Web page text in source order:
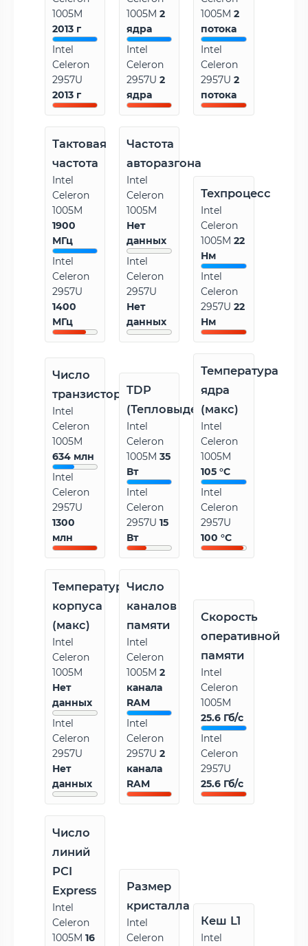
1005M
2013 г
Intel
Celeron
2957U
2013 г
1005M2
ядра
Intel
Celeron
2957U2
ядра
1005M2
потока
Intel
Celeron
2957U2
потока
Тактовая
частота
Intel
Celeron
1005M
1900
МГц
Intel
Celeron
2957U
1400
МГц
Частота
авторазгона
Intel
Celeron
1005M
Нет
данных
Intel
Celeron
2957U
Нет
данных
Техпроцесс
Intel
Celeron
1005M22
Нм
Intel
Celeron
2957U22
Нм
Число
транзисторов
Intel
Celeron
1005M
634 млн
Intel
Celeron
2957U
1300
млн
TDP
(Тепловыделение)
Intel
Celeron
1005M35
Вт
Intel
Celeron
2957U15
Вт
Температура
ядра
(макс)
Intel
Celeron
1005M
105 °C
Intel
Celeron
2957U
100 °C
Температура
корпуса
(макс)
Intel
Celeron
1005M
Нет
данных
Intel
Celeron
2957U
Нет
данных
Число
каналов
памяти
Intel
Celeron
1005M2
канала
RAM
Intel
Celeron
2957U2
канала
RAM
Скорость
оперативной
памяти
Intel
Celeron
1005M
25.6 Гб/с
Intel
Celeron
2957U
25.6 Гб/с
Число
линий
PCI
Express
Intel
Celeron
1005M 16
Размер
кристалла
Intel
Celeron
Кеш L1
Intel